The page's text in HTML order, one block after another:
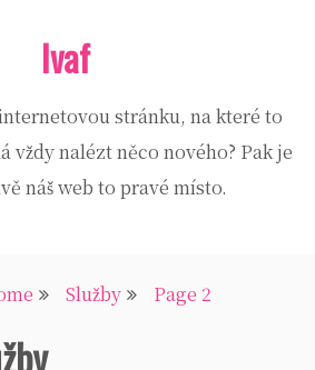
Ivaf
stránku, na které to
vždy nalézt něco nového? Pak je
náš web to pravé místo.
Služby Page 2